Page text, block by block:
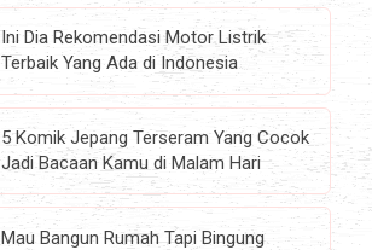
Ini Dia Rekomendasi Motor Listrik
Terbaik Yang Ada di Indonesia
5 Komik Jepang Terseram Yang Cocok
Jadi Bacaan Kamu di Malam Hari
Mau Bangun Rumah Tapi Bingung